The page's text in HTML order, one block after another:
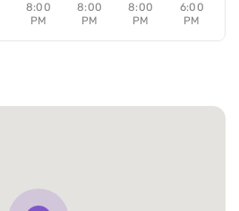
8:00
PM
8:00
PM
8:00
PM
6:00
PM